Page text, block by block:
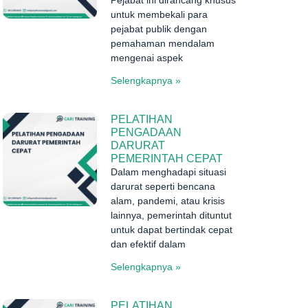
untuk membekali para
pejabat publik dengan
pemahaman mendalam
mengenai aspek
Selengkapnya »
PELATIHAN
PENGADAAN
DARURAT
PEMERINTAH CEPAT
Dalam menghadapi situasi
darurat seperti bencana
alam, pandemi, atau krisis
lainnya, pemerintah dituntut
untuk dapat bertindak cepat
dan efektif dalam
Selengkapnya »
PELATIHAN